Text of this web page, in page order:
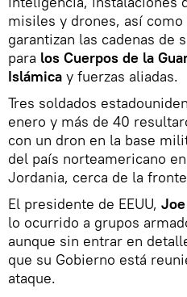
misiles y drones, así
garantizan las cadenas de
para los Cuerpos de la
Islámica y fuerzas aliadas.
Tres soldados
enero y más de 40
con un dron en la base
del país norteamericano
Jordania, cerca de la
El presidente de EEUU,
lo ocurrido a grupos
aunque sin entrar en
que su Gobierno está
ataque.